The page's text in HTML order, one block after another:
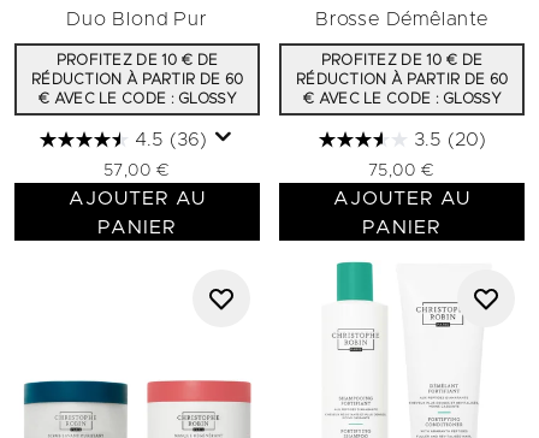
Duo Blond Pur
PROFITEZ DE 10 € DE
RÉDUCTION À PARTIR DE 60
€ AVEC LE CODE : GLOSSY
4.5 (36)
57,00 €
AJOUTER AU
PANIER
Brosse Démêlante
PROFITEZ DE 10 € DE
RÉDUCTION À PARTIR DE 60
€ AVEC LE CODE : GLOSSY
3.5 (20)
75,00 €
AJOUTER AU
PANIER